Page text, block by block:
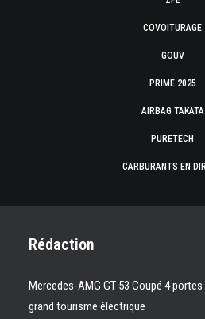
COVOITURAGE
GOUV
PRIME 2025
AIRBAG TAKATA
PURETECH
CARBURANTS EN
Rédaction
Mercedes-AMG GT 53 Coupé 4
grand tourisme électrique